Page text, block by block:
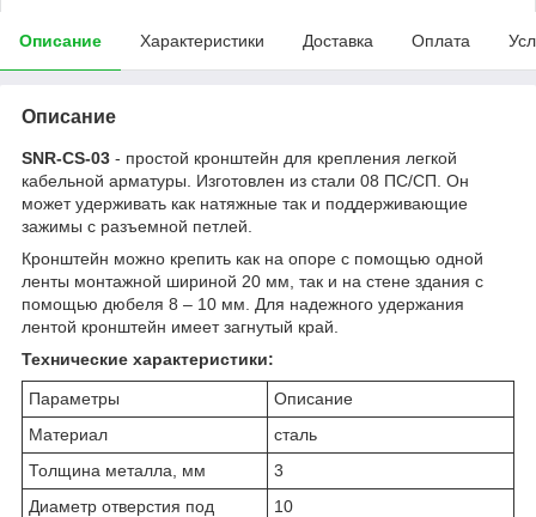
Описание Характеристики Доставка Оплата
Описание
SNR-CS-03 - простой кронштейн для крепления легкой
кабельной арматуры. Изготовлен из стали 08 ПС/СП. Он
может удерживать как натяжные так и поддерживающие
зажимы с разъемной петлей.
Кронштейн можно крепить как на опоре с помощью одной
ленты монтажной шириной 20 мм, так и на стене здания с
помощью дюбеля 8 – 10 мм. Для надежного удержания
лентой кронштейн имеет загнутый край.
Технические характеристики:
Параметры
Описание
Материал
сталь
Толщина металла, мм
3
Диаметр отверстия под
10